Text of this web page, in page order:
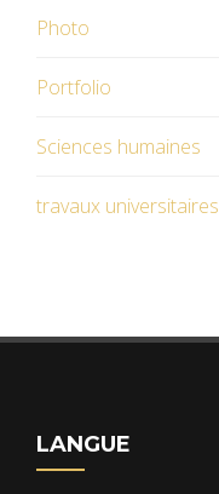
Photo
Portfolio
Sciences humaines
travaux universitaires
LANGUE